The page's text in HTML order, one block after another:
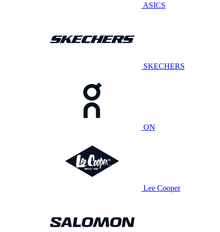
ASICS
SKECHERS
ON
Lee Cooper